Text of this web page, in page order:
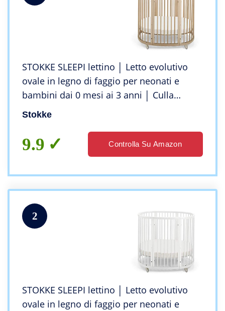
STOKKE SLEEPI lettino │ Letto evolutivo
ovale in legno di faggio per neonati e
bambini dai 0 mesi ai 3 anni │ Culla
espandibile con materasso traspirante
Stokke
9.9 Controlla Su Amazon
2
STOKKE SLEEPI lettino │ Letto evolutivo
ovale in legno di faggio per neonati e